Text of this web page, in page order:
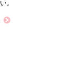
。